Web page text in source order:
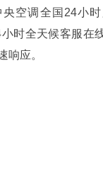
空调全国24小
时全天候客服在
响应。